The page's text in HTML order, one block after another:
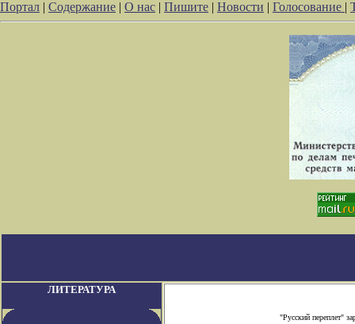
Портал | Содержание | О нас | Пишите | Новости | Голосование |
ЛИТЕРАТУРА
"Русский переплет"